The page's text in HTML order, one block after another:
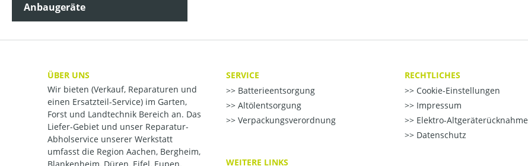
Anbaugeräte
ÜBER UNS
Wir bieten (Verkauf, Reparaturen und
einen Ersatzteil-Service) im Garten,
Forst und Landtechnik Bereich an. Das
Liefer-Gebiet und unser Reparatur-
Abholservice unserer Werkstatt
umfasst die Region Aachen, Bergheim,
SERVICE
Batterieentsorgung
Altölentsorgung
Verpackungsverordnung
WEITERE LINKS
RECHTLICHES
Cookie-Einstellungen
Impressum
Elektro-Altgeräterücknahme
Datenschutz